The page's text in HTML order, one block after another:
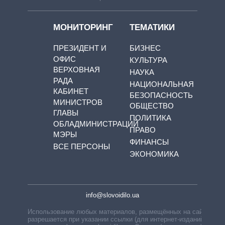
МОНИТОРИНГ
ПРЕЗИДЕНТ И
ОФИС
ВЕРХОВНАЯ
РАДА
КАБИНЕТ
МИНИСТРОВ
ГЛАВЫ
ОБЛАДМИНИСТРАЦИЙ
МЭРЫ
ВСЕ ПЕРСОНЫ
ТЕМАТИКИ
БИЗНЕС
КУЛЬТУРА
НАУКА
НАЦИОНАЛЬНАЯ
БЕЗОПАСНОСТЬ
ОБЩЕСТВО
ПОЛИТИКА
ПРАВО
ФИНАНСЫ
ЭКОНОМИКА
info@slovoidilo.ua
Использование любых материалов, размещённых на сайте,
разрешается при указании ссылки (для интернет-изданий —